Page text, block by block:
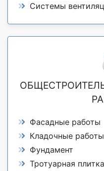
Системы
Фасадные работы
Кладочные работы
Фундамент
Тротуарная плитка